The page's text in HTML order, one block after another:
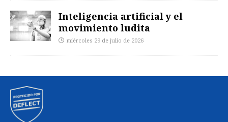
Inteligencia artificial y el
movimiento ludita
miércoles 29 de julio de 2026